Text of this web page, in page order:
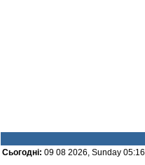
Сьогодні: 09 08 2026, Sunday 05:16